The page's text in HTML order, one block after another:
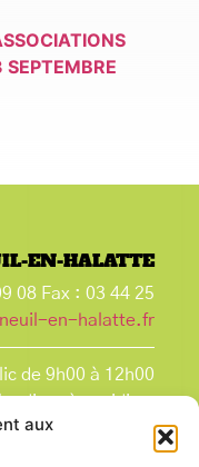
aux
EN-HALATTE
08 Fax : 03 44 25
en-halatte.fr
de 9h00 à 12h00
après-midi au
vendredi,
de 9h00 à 12h00.